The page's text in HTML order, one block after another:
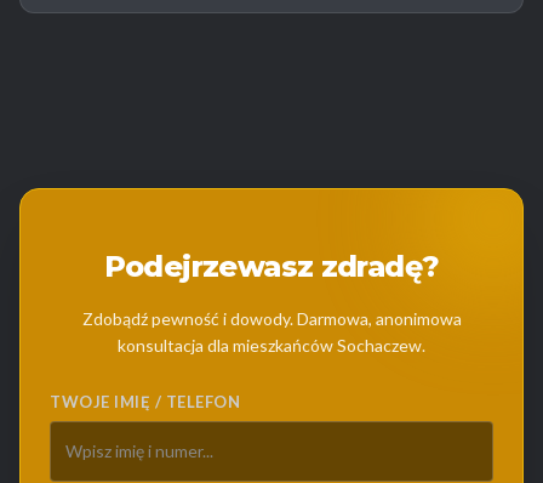
Podejrzewasz zdradę?
Zdobądź pewność i dowody. Darmowa, anonimowa
konsultacja dla mieszkańców Sochaczew.
TWOJE IMIĘ / TELEFON